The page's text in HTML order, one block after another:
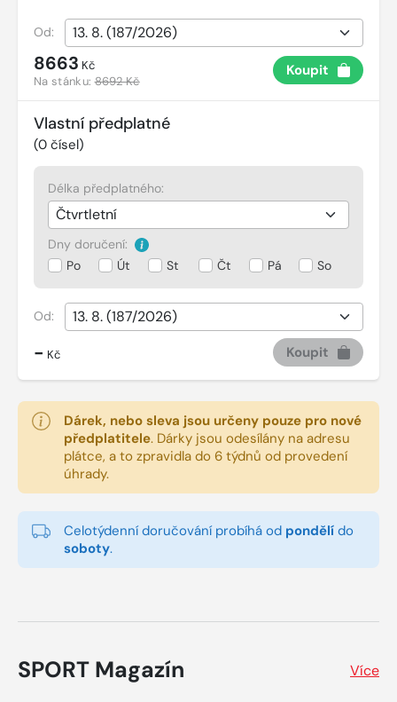
Od:
8663 Kč
Na stánku:8692 Kč
Koupit
Vlastní předplatné
(0 čísel)
Délka předplatného:
Dny doručení:
Po
Út St Čt Pá So
Od:
- Kč Koupit
Dárek, nebo sleva jsou určeny pouze pro nové
předplatitele. Dárky jsou odesílány na adresu
plátce, a to zpravidla do 6 týdnů od provedení
úhrady.
Celotýdenní doručování probíhá od pondělí do
soboty.
SPORT Magazín Více